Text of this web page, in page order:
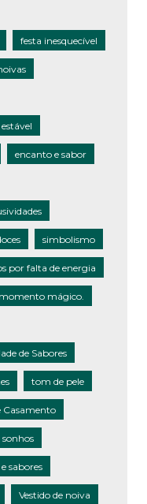
festa inesquecível
encanto e sabor
simbolismo
por falta de energia
mágico.
de Sabores
tom de pele
Casamento
sonhos
sabores
Vestido de noiva